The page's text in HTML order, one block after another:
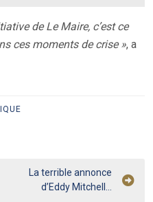
de Le Maire, c’est ce
ces moments de crise », a
La terrible annonce
d’Eddy Mitchell…